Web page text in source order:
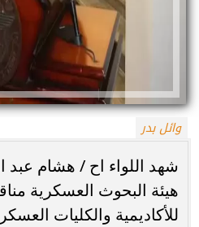
وائل بدر
شهد اللواء اح / هشام
هيئة البحوث العسكرية
للأكاديمية والكليات